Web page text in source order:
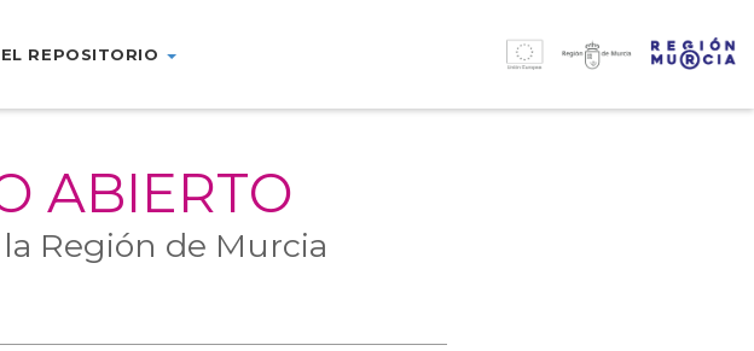
EL REPOSITORIO
ABIERTO
Región de Murcia